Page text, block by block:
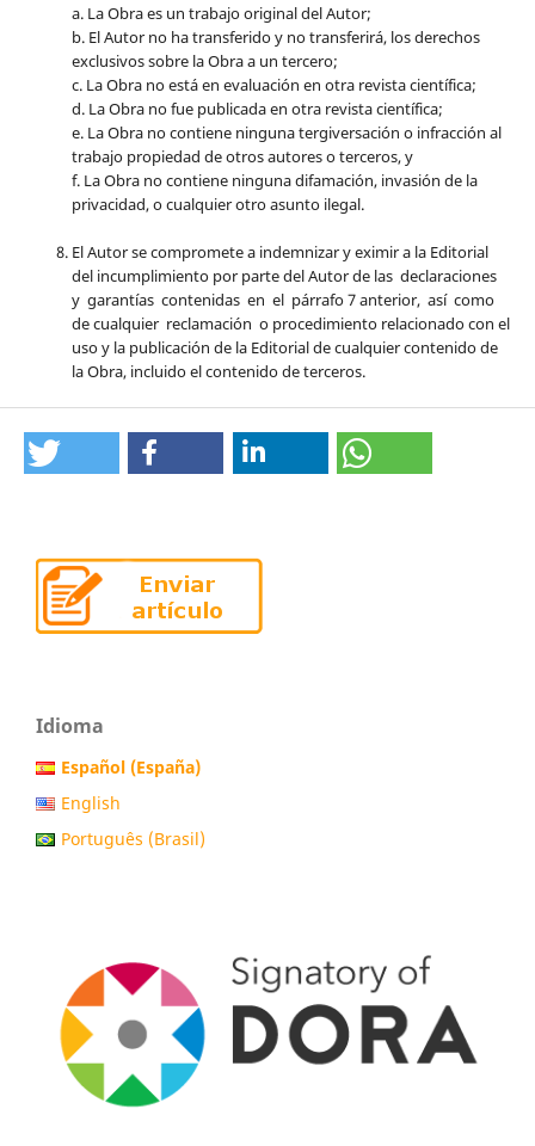
a. La Obra es un trabajo original del Autor;
b. El Autor no ha transferido y no transferirá, los derechos
exclusivos sobre la Obra a un tercero;
c. La Obra no está en evaluación en otra revista científica;
d. La Obra no fue publicada en otra revista científica;
e. La Obra no contiene ninguna tergiversación o infracción al
trabajo propiedad de otros autores o terceros, y
f. La Obra no contiene ninguna difamación, invasión de la
privacidad, o cualquier otro asunto ilegal.
El Autor se compromete a indemnizar y eximir a la Editorial
del incumplimiento por parte del Autor de las declaraciones
y garantías contenidas en el párrafo 7 anterior, así como
de cualquier reclamación o procedimiento relacionado con el
uso y la publicación de la Editorial de cualquier contenido de
la Obra, incluido el contenido de terceros.
Idioma
Español (España)
English
Português (Brasil)